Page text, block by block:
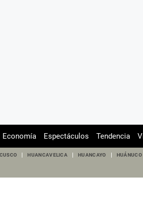
Economía Espectáculos Tendencia
CUSCO HUANCAVELICA HUANCAYO HUÁNUCO